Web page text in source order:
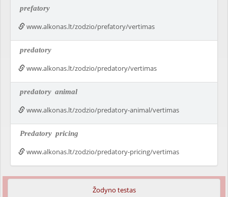
prefatory
www.alkonas.lt/zodzio/prefatory/vertimas
predatory
www.alkonas.lt/zodzio/predatory/vertimas
predatory animal
www.alkonas.lt/zodzio/predatory-animal/vertimas
Predatory pricing
www.alkonas.lt/zodzio/predatory-pricing/vertimas
Žodyno testas